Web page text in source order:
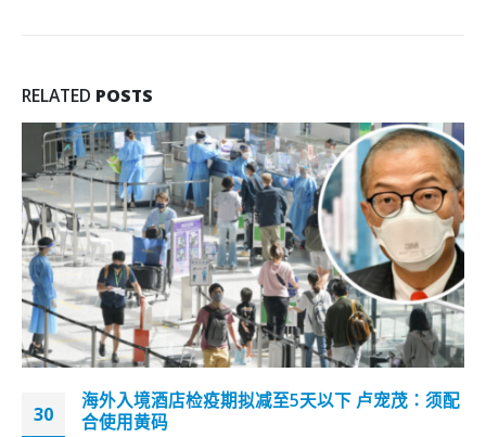
RELATED POSTS
29
7人涉煽动罪被捕包括《立场》6高层及《苹果》
陈沛敏